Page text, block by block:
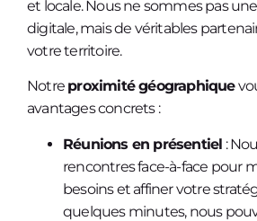
et locale. Nous ne sommes pas
digitale, mais de véritables
votre territoire.
Notre proximité géographique
avantages concrets :
Réunions en présentiel :
rencontres face-à-face pour
besoins et affiner votre
quelques minutes, nous